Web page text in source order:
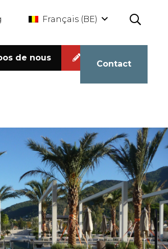
Français (BE)
de nous
Contact